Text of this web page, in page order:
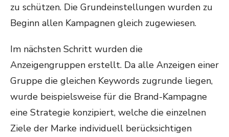
zu schützen. Die Grundeinstellungen wurden zu
Beginn allen Kampagnen gleich zugewiesen.
Im nächsten Schritt wurden die
Anzeigengruppen erstellt. Da alle Anzeigen einer
Gruppe die gleichen Keywords zugrunde liegen,
wurde beispielsweise für die Brand-Kampagne
eine Strategie konzipiert, welche die einzelnen
Ziele der Marke individuell berücksichtigen